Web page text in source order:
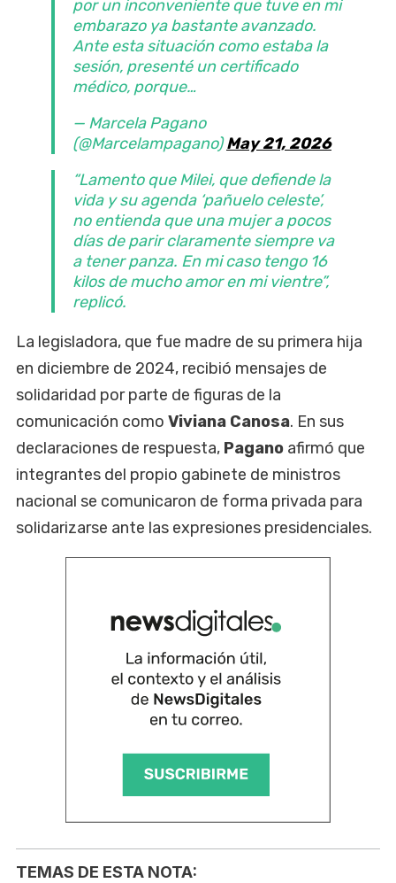
por un inconveniente que tuve en mi
embarazo ya bastante avanzado.
Ante esta situación como estaba la
sesión, presenté un certificado
médico, porque…
— Marcela Pagano
(@Marcelampagano)May 21, 2026
“Lamento que Milei, que defiende la
vida y su agenda ‘pañuelo celeste’,
no entienda que una mujer a pocos
días de parir claramente siempre va
a tener panza. En mi caso tengo 16
kilos de mucho amor en mi vientre”,
replicó.
La legisladora, que fue madre de su primera hija
en diciembre de 2024, recibió mensajes de
solidaridad por parte de figuras de la
comunicación como Viviana Canosa. En sus
declaraciones de respuesta, Pagano afirmó que
integrantes del propio gabinete de ministros
nacional se comunicaron de forma privada para
solidarizarse ante las expresiones presidenciales.
TEMAS DE ESTA NOTA: